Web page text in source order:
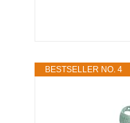
BESTSELLER NO. 4